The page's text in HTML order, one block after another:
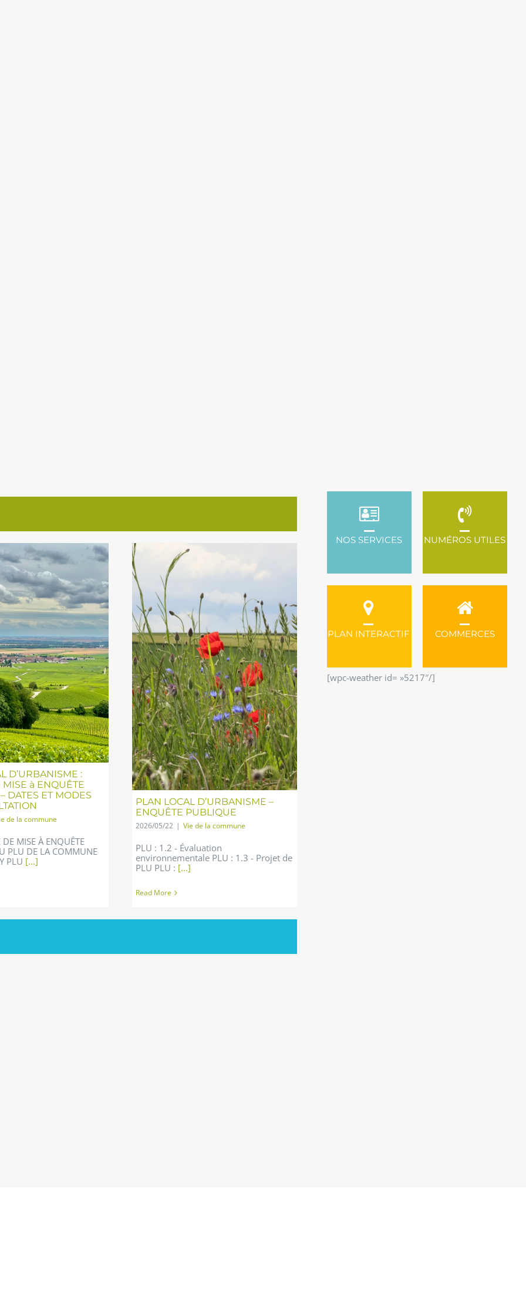
D’URBANISME :
à ENQUÊTE
DATES ET MODES
de la commune
DE MISE À ENQUÊTE
PLU DE LA COMMUNE
PLU [...]
PLAN LOCAL D’URBANISME –
ENQUÊTE PUBLIQUE
2026/05/22 | Vie de la commune
PLU : 1.2 - Évaluation
environnementale PLU : 1.3 - Projet de
PLU PLU : [...]
Read More
NOS SERVICES NUMÉROS UTILES
PLAN INTERACTIF COMMERCES
[wpc-weather id= »5217″/]